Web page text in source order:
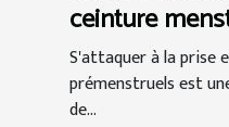
ceinture
dans la
prémenstruel
S'attaquer à la prise
prémenstruels est
de...